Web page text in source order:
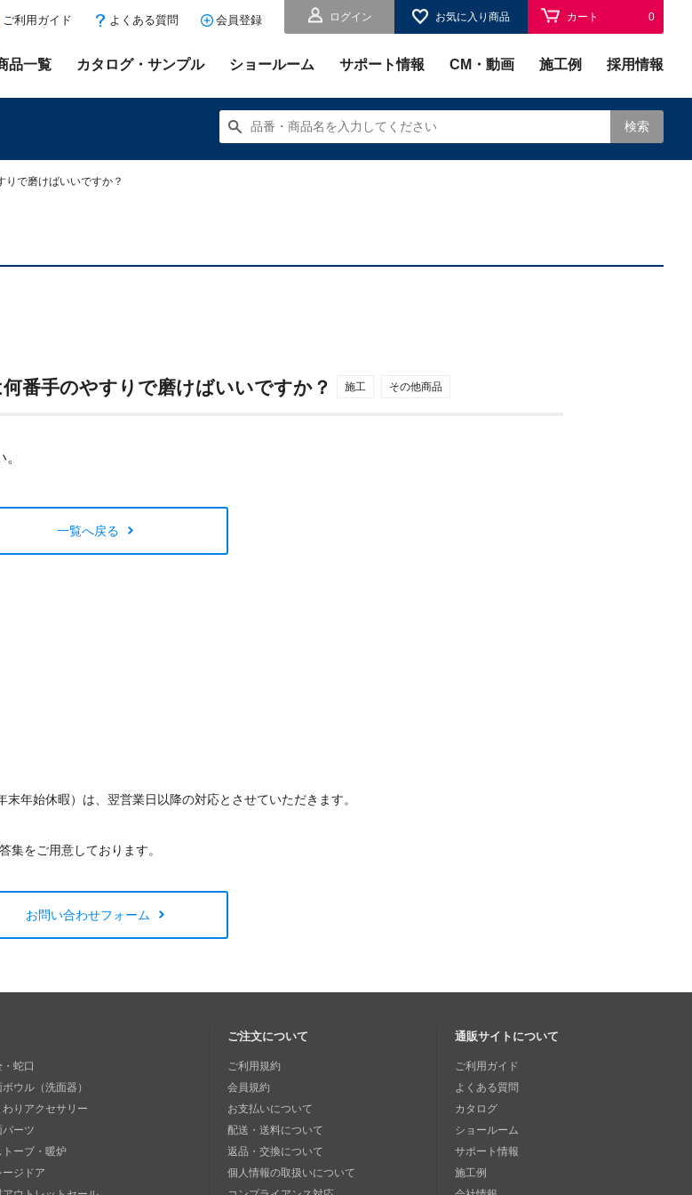
ログイン お気に入り商品 カート 0
ご利用ガイド よくある質問 会員登録
品一覧 カタログ・サンプル ショールーム サポート情報 CM・動画 施工例 採用情報
検索
りで磨けばいいですか？
番手のやすりで磨けばいいですか？ 施工 その他商品
一覧へ戻る
年始休暇）は、翌営業日以降の対応とさせていただきます。
をご用意しております。
お問い合わせフォーム
蛇口
ウル（洗面器）
わりアクセサリー
パーツ
トーブ・暖炉
ージドア
ご注文について
ご利用規約
会員規約
お支払いについて
配送・送料について
返品・交換について
個人情報の取扱いについて
通販サイトについて
ご利用ガイド
よくある質問
カタログ
ショールーム
サポート情報
施工例